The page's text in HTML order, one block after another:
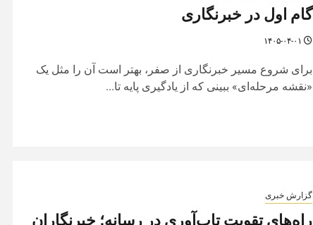
گام اول در خبرنگاری
برای شروع مسیر خبرنگاری از صفر، بهتر است آن را مثل یک
«نقشه مرحله‌ای» ببینی که از یادگیری پایه تا...
گزارش خبری
راه‌های تقویت تاب‌آوری در رسانه؛ خبرنگاران